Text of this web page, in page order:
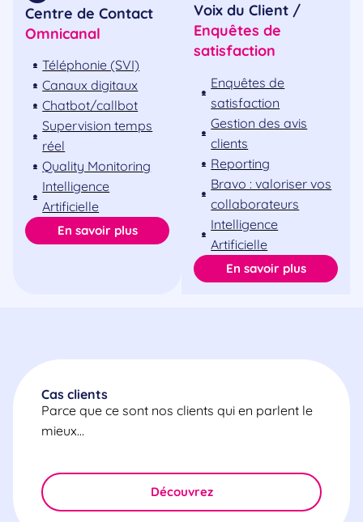
Centre de Contact
Omnicanal
Téléphonie (SVI)
Canaux digitaux
Chatbot/callbot
Supervision temps
réel
Quality Monitoring
Intelligence
Artificielle
En savoir plus
Voix du Client /
Enquêtes de
satisfaction
Enquêtes de
satisfaction
Gestion des avis
clients
Reporting
Bravo : valoriser vos
collaborateurs
Intelligence
Artificielle
En savoir plus
Cas clients
Parce que ce sont nos clients qui en parlent le
mieux…
Découvrez